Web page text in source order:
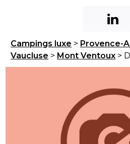
Campings luxe > Provence-
Vaucluse > Mont Ventoux >